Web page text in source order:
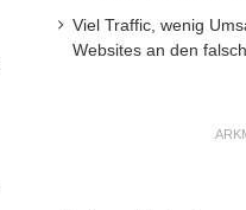
Viel Traffic, wenig
Websites an den